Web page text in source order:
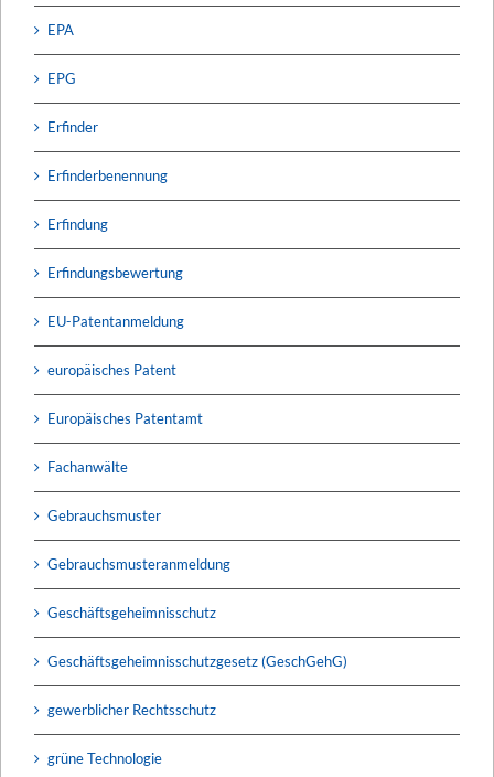
EPA
EPG
Erfinder
Erfinderbenennung
Erfindung
Erfindungsbewertung
EU-Patentanmeldung
europäisches Patent
Europäisches Patentamt
Fachanwälte
Gebrauchsmuster
Gebrauchsmusteranmeldung
Geschäftsgeheimnisschutz
Geschäftsgeheimnisschutzgesetz (GeschGehG)
gewerblicher Rechtsschutz
grüne Technologie